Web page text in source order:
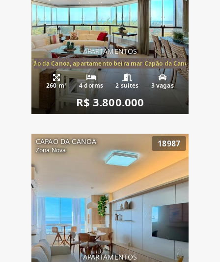
APARTAMENTOS
mar Capão da Canoa, apartamento beira mar Capão da Canoa,
260 m² 4 dorms 2 suítes 3 vagas
R$ 3.800.000
CAPAO DA CANOA
Zona Nova
18987
APARTAMENTOS